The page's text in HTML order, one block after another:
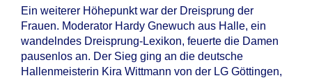
Ein weiterer Höhepunkt war der Dreisprung der
Frauen. Moderator Hardy Gnewuch aus Halle, ein
wandelndes Dreisprung-Lexikon, feuerte die Damen
pausenlos an. Der Sieg ging an die deutsche
Hallenmeisterin Kira Wittmann von der LG Göttingen,